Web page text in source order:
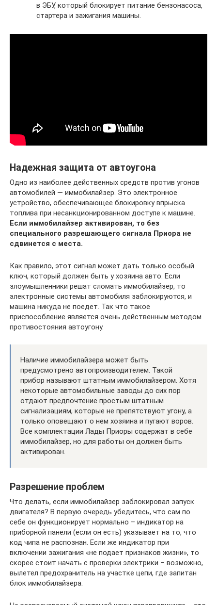
в ЭБУ, который блокирует питание бензонасоса,
стартера и зажигания машины.
Надежная защита от автоугона
Одно из наиболее действенных средств против угонов
автомобилей — иммобилайзер. Это электронное
устройство, обеспечивающее блокировку впрыска
топлива при несанкционированном доступе к машине.
Если иммобилайзер активирован, то без
специального разрешающего сигнала Приора не
сдвинется с места.
Как правило, этот сигнал может дать только особый
ключ, который должен быть у хозяина авто. Если
злоумышленники решат сломать иммобилайзер, то
электронные системы автомобиля заблокируются, и
машина никуда не поедет. Так что такое
приспособление является очень действенным методом
противостояния автоугону.
Наличие иммобилайзера может быть
предусмотрено автопроизводителем. Такой
прибор называют штатным иммобилайзером. Хотя
некоторые автомобильные заводы до сих пор
отдают предпочтение простым штатным
сигнализациям, которые не препятствуют угону, а
только оповещают о нем хозяина и пугают воров.
Все комплектации Лады Приоры содержат в себе
иммобилайзер, но для работы он должен быть
активирован.
Разрешение проблем
Что делать, если иммобилайзер заблокировал запуск
двигателя? В первую очередь убедитесь, что сам по
себе он функционирует нормально – индикатор на
приборной панели (если он есть) указывает на то, что
код чипа не распознан. Если же индикатор при
включении зажигания «не подает признаков жизни», то
скорее стоит начать с проверки электрики – возможно,
вылетел предохранитель на участке цепи, где запитан
блок иммобилайзера.